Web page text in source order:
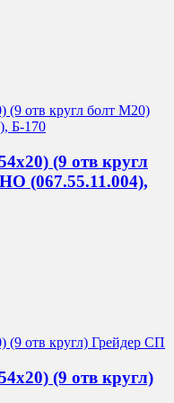
(9 отв кругл
(067.55.11.004),
(9 отв кругл)